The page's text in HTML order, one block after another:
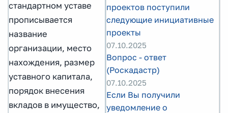
стандартном уставе
прописывается
название
организации, место
нахождения, размер
уставного капитала,
порядок внесения
вкладов в имущество,
проектов поступили
следующие инициативные
проекты
07.10.2025
Вопрос - ответ
(Роскадастр)
07.10.2025
Если Вы получили
уведомление о